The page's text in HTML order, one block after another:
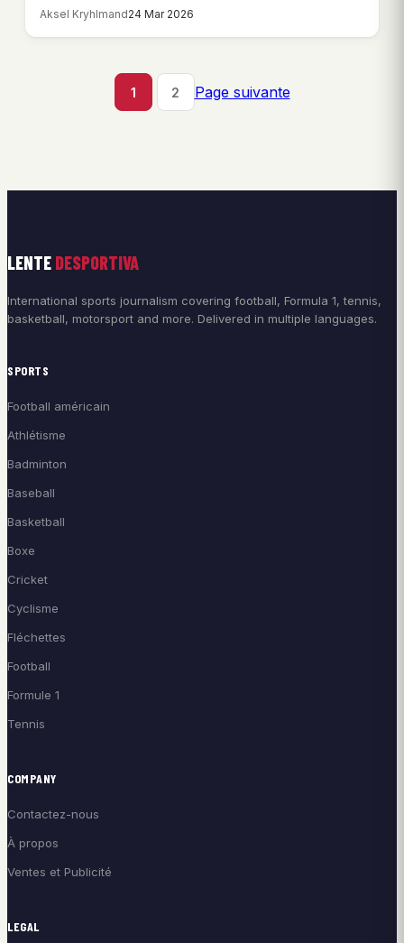
Aksel Kryhlmand24 Mar 2026
1 2 Page suivante
LENTE DESPORTIVA
International sports journalism covering football, Formula 1, tennis,
basketball, motorsport and more. Delivered in multiple languages.
SPORTS
Football américain
Athlétisme
Badminton
Baseball
Basketball
Boxe
Cricket
Cyclisme
Fléchettes
Football
Formule 1
Tennis
COMPANY
Contactez-nous
À propos
Ventes et Publicité
LEGAL